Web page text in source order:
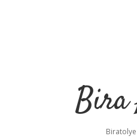
Bira